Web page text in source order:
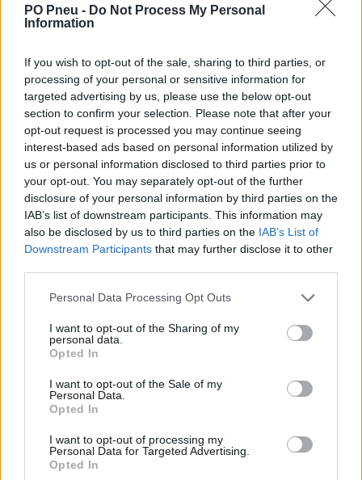
PO Pneu - Do Not Process My Personal
Information
If you wish to opt-out of the sale, sharing to third parties, or
processing of your personal or sensitive information for
targeted advertising by us, please use the below opt-out
section to confirm your selection. Please note that after your
opt-out request is processed you may continue seeing
interest-based ads based on personal information utilized by
us or personal information disclosed to third parties prior to
your opt-out. You may separately opt-out of the further
disclosure of your personal information by third parties on the
IAB’s list of downstream participants. This information may
also be disclosed by us to third parties on the IAB’s List of
Downstream Participants that may further disclose it to other
Personal Data Processing Opt Outs
I want to opt-out of the Sharing of my
personal data.
Opted In
I want to opt-out of the Sale of my
Personal Data.
Opted In
I want to opt-out of processing my
Personal Data for Targeted Advertising.
Opted In
152,89 € 277,98 €
- +
Hmotnosť:
10 kg
245 cm
Druh pneumatiky:
Standardní
Hlučnosť:
71
Hlučnosť typ: